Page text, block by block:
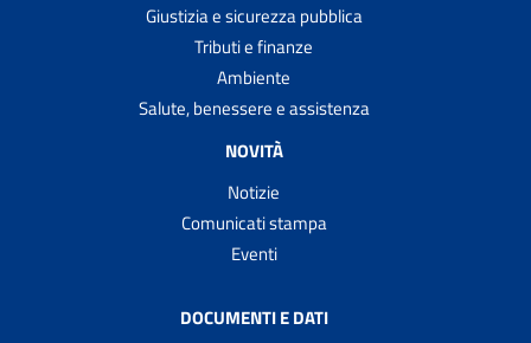
Giustizia e sicurezza pubblica
Tributi e finanze
Ambiente
Salute, benessere e assistenza
NOVITÀ
Notizie
Comunicati stampa
Eventi
DOCUMENTI E DATI